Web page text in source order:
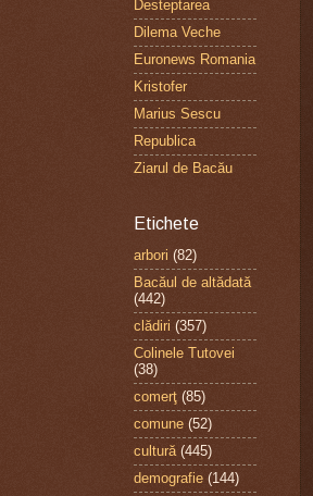
Desteptarea
Dilema Veche
Euronews Romania
Kristofer
Marius Sescu
Republica
Ziarul de Bacău
Etichete
arbori (82)
Bacăul de altădată
(442)
clădiri (357)
Colinele Tutovei
(38)
comerţ (85)
comune (52)
cultură (445)
demografie (144)